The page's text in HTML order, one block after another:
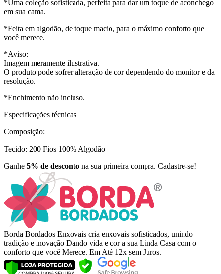
*Uma coleção sofisticada, perfeita para dar um toque de aconchego
em sua cama.
*Feita em algodão, de toque macio, para o máximo conforto que
você merece.
*Aviso:
Imagem meramente ilustrativa.
O produto pode sofrer alteração de cor dependendo do monitor e da
resolução.
*Enchimento não incluso.
Especificações técnicas
Composição:
Tecido: 200 Fios 100% Algodão
Ganhe 5% de desconto na sua primeira compra. Cadastre-se!
Borda Bordados Enxovais cria enxovais sofisticados, unindo
tradição e inovação Dando vida e cor a sua Linda Casa com o
conforto que você Merece. Em Até 12x sem Juros.